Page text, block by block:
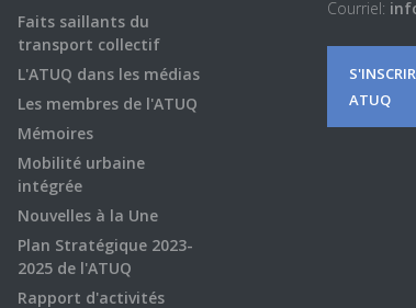
Faits saillants du
transport collectif
L'ATUQ dans les médias
Les membres de l'ATUQ
Mémoires
Mobilité urbaine
intégrée
Nouvelles à la Une
Plan Stratégique 2023-
2025 de l'ATUQ
Rapport d'activités
Courriel:
ATUQ